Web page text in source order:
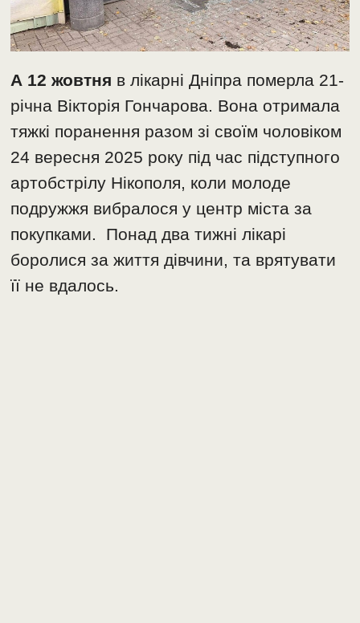
А 12 жовтня в лікарні Дніпра померла 21-
річна Вікторія Гончарова. Вона отримала
тяжкі поранення разом зі своїм чоловіком
24 вересня 2025 року під час підступного
артобстрілу Нікополя, коли молоде
подружжя вибралося у центр міста за
покупками. Понад два тижні лікарі
боролися за життя дівчини, та врятувати
її не вдалось.